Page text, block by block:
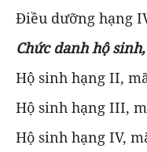
Điều dưỡng hạng
Chức danh hộ
Hộ sinh hạng II,
Hộ sinh hạng III,
Hộ sinh hạng IV,